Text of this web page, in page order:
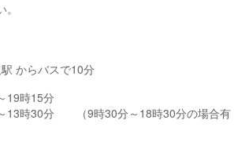
からバスで10分
19時15分
分 （9時30分～18時30分の場合有